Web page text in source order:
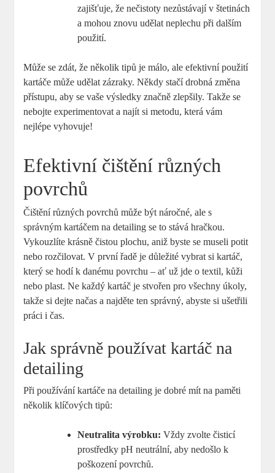
zajišťuje, že⁣ nečistoty⁣ nezůstávají ⁢v štetinách
a ⁢mohou znovu udělat neplechu ⁣při dalším‍
použití.
Může se zdát, že několik tipů je ‌málo, ale efektivní použití​
kartáče⁤ může udělat ⁣zázraky. Někdy stačí drobná změna
přístupu,⁢ aby⁤ se vaše výsledky značně zlepšily. Takže se
nebojte experimentovat a najít si metodu, která ⁣vám
nejlépe vyhovuje!
Efektivní ⁣čištění různých
povrchů
Čištění různých povrchů může být náročné, ale ‍s
‍správným kartáčem na detailing se to stává hračkou.‍
Vykouzlíte krásně​ čistou plochu, ⁣aniž byste se ‌museli potit
nebo‌ rozčilovat. V první řadě je důležité vybrat si kartáč,
který se hodí k danému povrchu –⁤ ať ⁣už ‌jde o textil, kůži
nebo plast. Ne‍ každý kartáč⁣ je stvořen pro všechny úkoly,
‌takže‌ si dejte načas a‌ najděte ten správný, ⁣abyste si ušetřili
práci i čas.
Jak⁣ správně používat⁢ kartáč na
detailing
Při používání kartáče na detailing je dobré mít na⁣ paměti
několik klíčových ⁣tipů:
Neutralita ⁢výrobku: Vždy zvolte čisticí
prostředky pH ⁤neutrální, aby nedošlo k
poškození povrchů.